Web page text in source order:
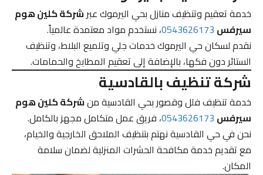
خدمة تعقيم وتنظيف منازل بحي اليرموك عبرشركة كلين هوم
سيرفس0543626173، نستخدم مواد معتمدة عالمياً.
نقدم لسكان حي اليرموك خدمات جلي وتلميع البلاط، وتنظيف
الستائر دون فكها، بالإضافة إلى تعقيم المطابخ والحمامات.
شركة تنظيف بالقادسية
خدمة تنظيف فلل وقصور بحي القادسية منشركة كلين هوم
سيرفس0543626173، فريق عمل متكامل مجهز بالكامل.
نحن في حي القادسية نهتم بتنظيف الملاحق الخارجية والخيام،
مع تقديم خدمة مكافحة الحشرات المنزلية لضمان سلامة
المكان.